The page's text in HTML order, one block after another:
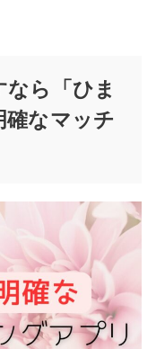
なら「ひま
確なマッチ